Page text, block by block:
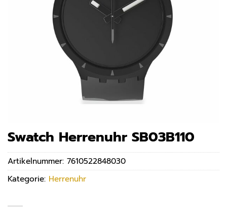
Swatch Herrenuhr SB03B110
Artikelnummer: 7610522848030
Kategorie: Herrenuhr